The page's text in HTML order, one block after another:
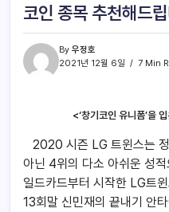
코인 종목 추천해드
By 우정호
2021년 12월 6일
7 Min
<‘창기코인 유니폼’을
2020 시즌 LG 트윈스는
아닌 4위의 다소 아쉬운 성
일드카드부터 시작한 LG트
13회말 신민재의 끝내기 안